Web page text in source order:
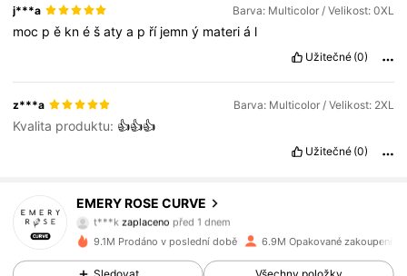
j***a Barva: Multicolor / Velikost: 0XL
moc pě knéšatya p ří jemný materiá l
Užitečné (0)
z***a Barva: Multicolor / Velikost: 2XL
Kvalita produktu: 👍👍👍
Užitečné (0)
EMERY ROSE CURVE
4.81
1M Sledující
t***kzaplaceno před 1 dnem
4.81
9.1M Prodáno v poslední době 6.9M Opakované zakoupení